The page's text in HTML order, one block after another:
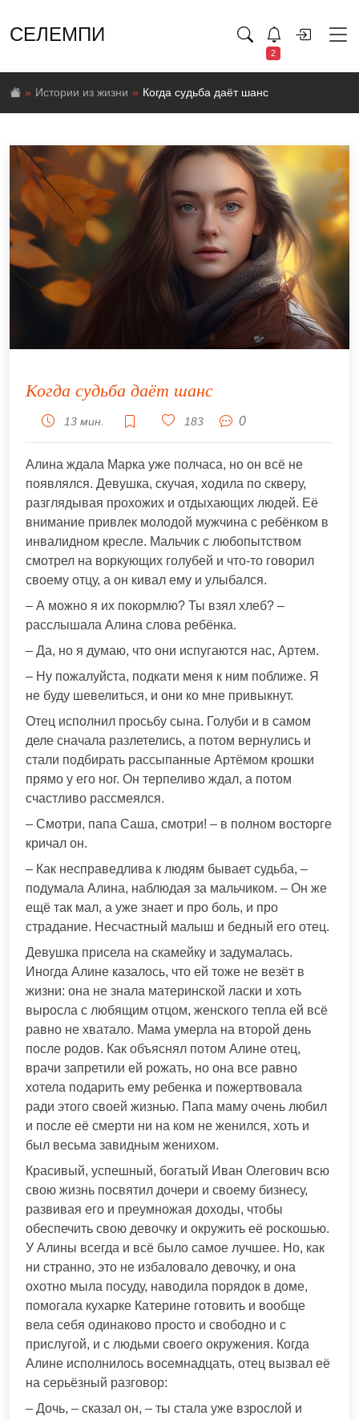
СЕЛЕМПИ
2
Истории из жизни Когда судьба даёт шанс
Когда судьба даёт шанс
13 мин. 183 0
Алина ждала Марка уже полчаса, но он всё не
появлялся. Девушка, скучая, ходила по скверу,
разглядывая прохожих и отдыхающих людей. Её
внимание привлек молодой мужчина с ребёнком в
инвалидном кресле. Мальчик с любопытством
смотрел на воркующих голубей и что-то говорил
своему отцу, а он кивал ему и улыбался.
– А можно я их покормлю? Ты взял хлеб? –
расслышала Алина слова ребёнка.
– Да, но я думаю, что они испугаются нас, Артем.
– Ну пожалуйста, подкати меня к ним поближе. Я
не буду шевелиться, и они ко мне привыкнут.
Отец исполнил просьбу сына. Голуби и в самом
деле сначала разлетелись, а потом вернулись и
стали подбирать рассыпанные Артёмом крошки
прямо у его ног. Он терпеливо ждал, а потом
счастливо рассмеялся.
– Смотри, папа Саша, смотри! – в полном восторге
кричал он.
– Как несправедлива к людям бывает судьба, –
подумала Алина, наблюдая за мальчиком. – Он же
ещё так мал, а уже знает и про боль, и про
страдание. Несчастный малыш и бедный его отец.
Девушка присела на скамейку и задумалась.
Иногда Алине казалось, что ей тоже не везёт в
жизни: она не знала материнской ласки и хоть
выросла с любящим отцом, женского тепла ей всё
равно не хватало. Мама умерла на второй день
после родов. Как объяснял потом Алине отец,
врачи запретили ей рожать, но она все равно
хотела подарить ему ребенка и пожертвовала
ради этого своей жизнью. Папа маму очень любил
и после её смерти ни на ком не женился, хоть и
был весьма завидным женихом.
Красивый, успешный, богатый Иван Олегович всю
свою жизнь посвятил дочери и своему бизнесу,
развивая его и преумножая доходы, чтобы
обеспечить свою девочку и окружить её роскошью.
У Алины всегда и всё было самое лучшее. Но, как
ни странно, это не избаловало девочку, и она
охотно мыла посуду, наводила порядок в доме,
помогала кухарке Катерине готовить и вообще
вела себя одинаково просто и свободно и с
прислугой, и с людьми своего окружения. Когда
Алине исполнилось восемнадцать, отец вызвал её
на серьёзный разговор:
– Дочь, – сказал он, – ты стала уже взрослой и